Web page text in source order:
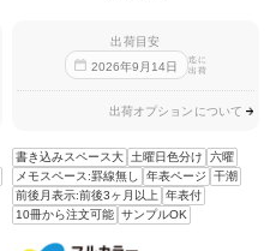
出荷目安
2026年9 月14日
迄に
出荷
出荷オプションについて
書き込みスペース大 土曜日色分け
六曜
メモスペース:罫線無し
年表ページ
干潮
前後月表示:前後3ヶ月以上 年表付
10冊から注文可能 サンプルOK